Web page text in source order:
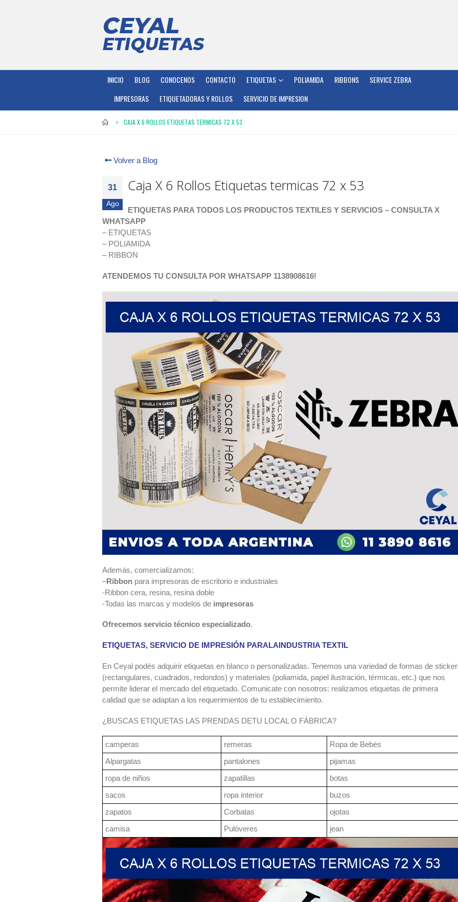
INICIO BLOG CONOCENOS CONTACTO ETIQUETAS POLIAMIDA RIBBONS
SERVICE ZEBRA
IMPRESORAS
ETIQUETADORAS Y ROLLOS SERVICIO DE IMPRESION
CAJA X 6 ROLLOS ETIQUETAS TERMICAS 72 X 53
Volver a Blog
31
Ago
Caja X 6 Rollos Etiquetas termicas 72 x 53
ETIQUETAS PARA TODOS LOS PRODUCTOS TEXTILES Y SERVICIOS – CONSULTA X
WHATSAPP
– ETIQUETAS
– POLIAMIDA
– RIBBON
ATENDEMOS TU CONSULTA POR WHATSAPP 1138908616!
Además, comercializamos:
–Ribbon para impresoras de escritorio e industriales
-Ribbon cera, resina, resina doble
-Todas las marcas y modelos de impresoras
Ofrecemos servicio técnico especializado.
ETIQUETAS, SERVICIO DE IMPRESIÓN PARALAINDUSTRIA TEXTIL
En Ceyal podés adquirir etiquetas en blanco o personalizadas. Tenemos una variedad de formas de
(rectangulares, cuadrados, redondos) y materiales (poliamida, papel ilustración, térmicas, etc.) que nos
permite liderar el mercado del etiquetado. Comunicate con nosotros: realizamos etiquetas de primera
calidad que se adaptan a los requerimientos de tu establecimiento.
¿BUSCAS ETIQUETAS LAS PRENDAS DETU LOCAL O FÁBRICA?
camperas remeras
Ropa de Bebés
Alpargatas
pantalones
pijamas
ropa de niños
zapatillas
botas
sacos
ropa interior
buzos
zapatos
Corbatas
ojotas
camisa
Pulóveres jean